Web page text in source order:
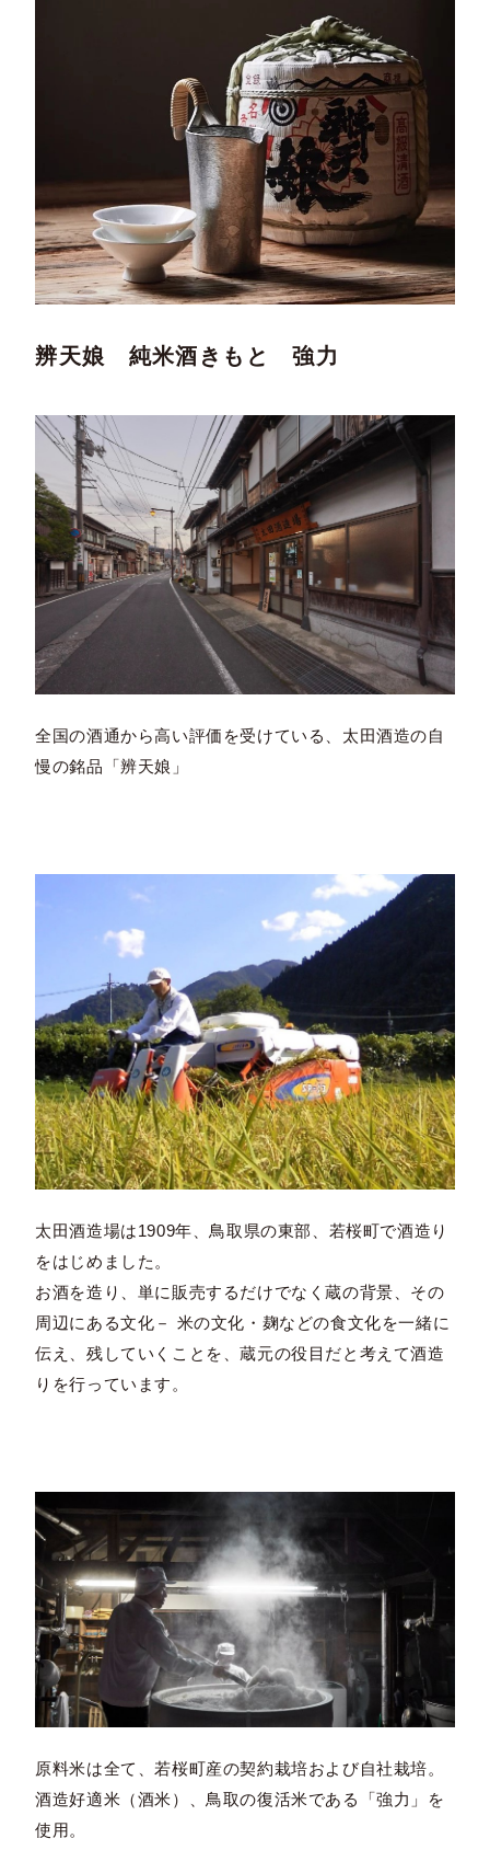
辨天娘 純米酒きもと 強力
全国の酒通から高い評価を受けている、太田酒造の自
慢の銘品「辨天娘」
太田酒造場は1909年、鳥取県の東部、若桜町で酒造り
をはじめました。
お酒を造り、単に販売するだけでなく蔵の背景、その
周辺にある文化－ 米の文化・麹などの食文化を一緒に
伝え、残していくことを、蔵元の役目だと考えて酒造
りを行っています。
原料米は全て、若桜町産の契約栽培および自社栽培。
酒造好適米（酒米）、鳥取の復活米である「強力」を
使用。